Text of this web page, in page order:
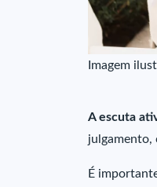
Imagem
A escuta
julgamento,
É